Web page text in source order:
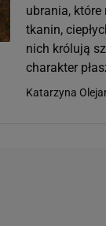
ubrania,
tkanin,
nich królują
charakter
Katarzyna